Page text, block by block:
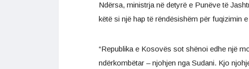
Ndërsa, ministrja në detyrë e Punëve të
këtë si një hap të rëndësishëm për fuqizimin
“Republika e Kosovës sot shënoi edhe një
ndërkombëtar – njohjen nga Sudani. Kjo